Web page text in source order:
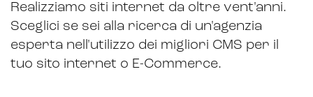
Realizziamo siti internet da oltre vent'anni.
Sceglici se sei alla ricerca di un'agenzia
esperta nell'utilizzo dei migliori CMS per il
tuo sito internet o E-Commerce.